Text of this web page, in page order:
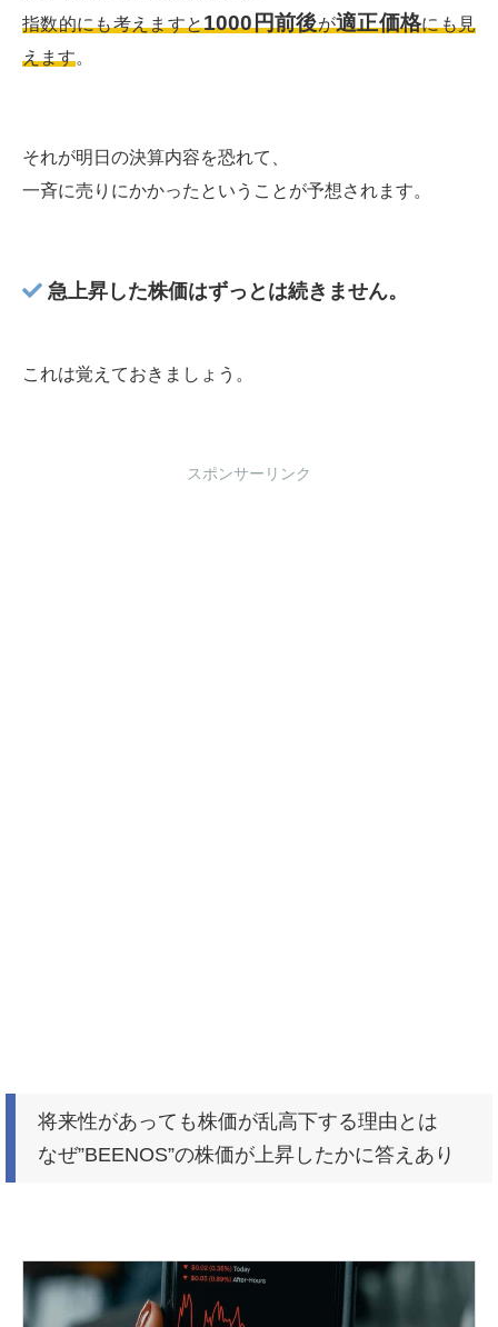
指数的にも考えますと1000円前後が適正価格にも見
えます。
それが明日の決算内容を恐れて、
一斉に売りにかかったということが予想されます。
急上昇した株価はずっとは続きません。
これは覚えておきましょう。
スポンサーリンク
将来性があっても株価が乱高下する理由とは
なぜ”BEENOS”の株価が上昇したかに答えあり